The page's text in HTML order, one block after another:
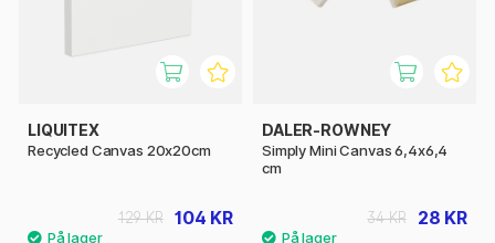
LIQUITEX
Recycled Canvas 20x20cm
104 KR
129 KR
DALER-ROWNEY
Simply Mini Canvas 6,4x6,4
cm
28 KR
34 KR